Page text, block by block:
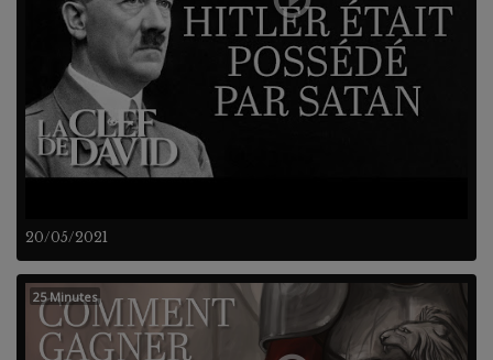
20/05/2021
25 Minutes